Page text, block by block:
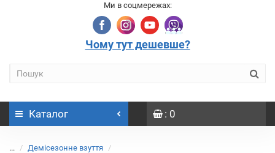
Ми в соцмережах:
Чому тут дешевше?
Каталог : 0
... Демісезонне взуття